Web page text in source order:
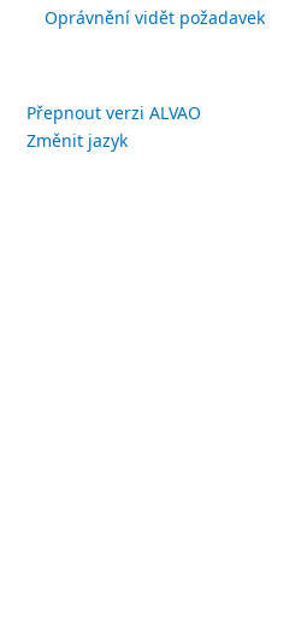
Oprávnění vidět požadavek
Přepnout verzi ALVAO
Změnit jazyk